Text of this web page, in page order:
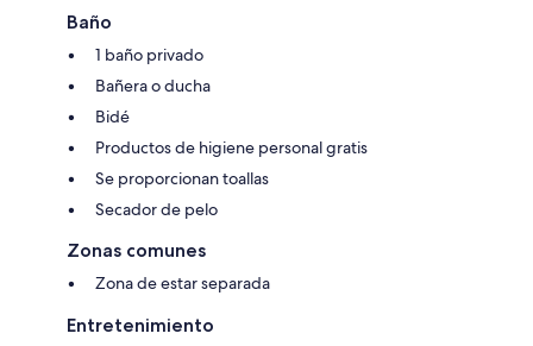
Baño
1 baño privado
Bañera o ducha
Bidé
Productos de higiene personal gratis
Se proporcionan toallas
Secador de pelo
Zonas comunes
Zona de estar separada
Entretenimiento